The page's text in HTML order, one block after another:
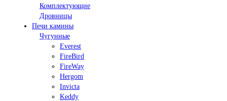
Комплектующие
Дровницы
Печи камины
Чугунные
Everest
FireBird
FireWay
Hergom
Invicta
Keddy